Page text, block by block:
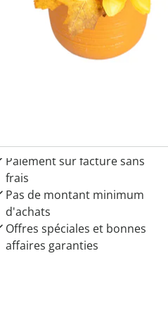
Paiement sur facture sans
frais
Pas de montant minimum
d'achats
Offres spéciales et bonnes
affaires garanties